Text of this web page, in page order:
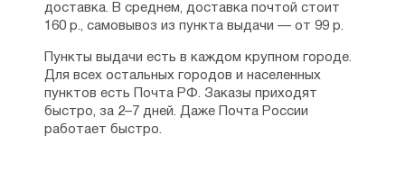
доставка. В среднем, доставка почтой стоит
160 р., самовывоз из пункта выдачи — от 99 р.
Пункты выдачи есть в каждом крупном городе.
Для всех остальных городов и населенных
пунктов есть Почта РФ. Заказы приходят
быстро, за 2–7 дней. Даже Почта России
работает быстро.